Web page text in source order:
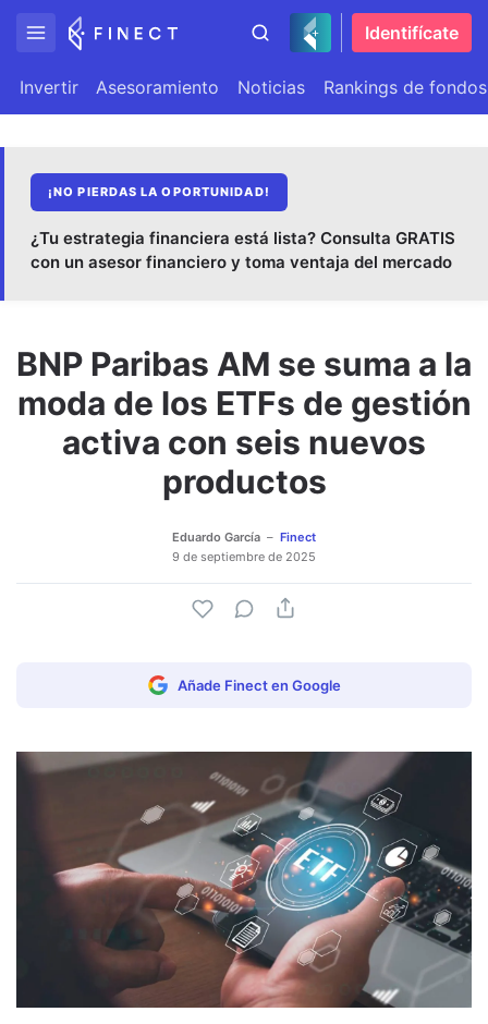
Identifícate
Invertir Asesoramiento Noticias Rankings de fondos
¡NO PIERDAS LA OPORTUNIDAD!
¿Tu estrategia financiera está lista? Consulta GRATIS
con un asesor financiero y toma ventaja del mercado
BNP Paribas AM se suma a la
moda de los ETFs de gestión
activa con seis nuevos
productos
Eduardo García
Finect
9 de septiembre de 2025
Añade Finect en Google